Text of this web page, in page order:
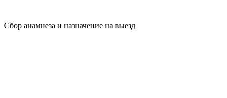
Сбор анамнеза и назначение на выезд